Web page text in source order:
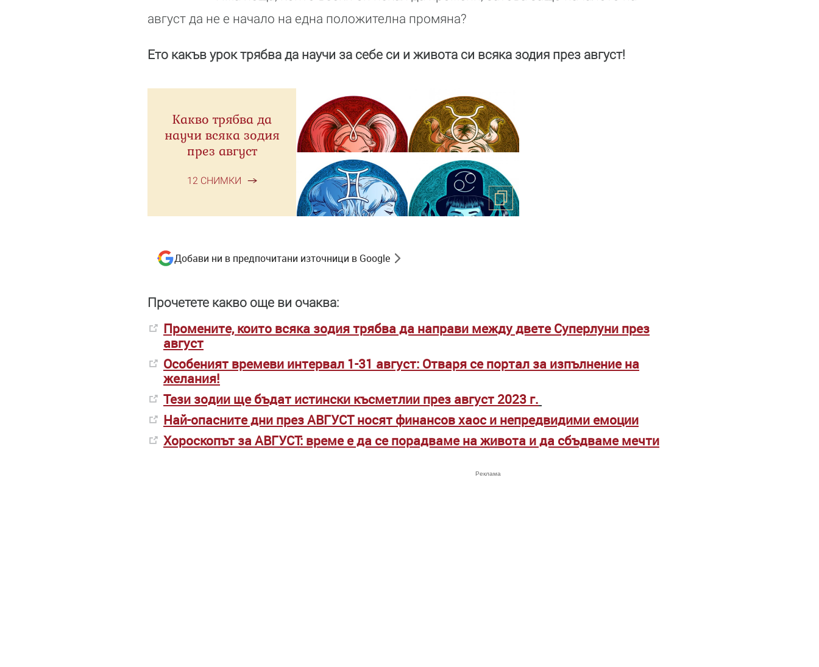
август да не е начало на една положителна промяна?
Ето какъв урок трябва да научи за себе си и живота си всяка зодия през август!
Какво трябва да
научи всяка зодия
през август
12 СНИМКИ
Добави ни в предпочитани източници в Google
Прочетете какво още ви очаква:
Промените, които всяка зодия трябва да направи между двете Суперлуни през
август
Особеният времеви интервал 1-31 август: Отваря се портал за изпълнение на
желания!
Тези зодии ще бъдат истински късметлии през август 2023 г.
Най-опасните дни през АВГУСТ носят финансов хаос и непредвидими емоции
Хороскопът за АВГУСТ: време е да се порадваме на живота и да сбъдваме мечти